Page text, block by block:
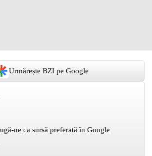
Urmărește BZI pe Google
ne ca sursă preferată în Google